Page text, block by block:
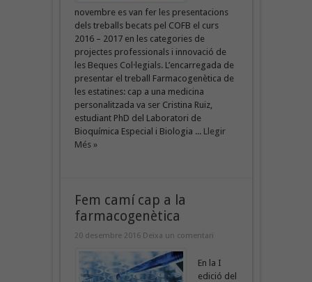
novembre es van fer les presentacions
dels treballs becats pel COFB el curs
2016 – 2017 en les categories de
projectes professionals i innovació de
les Beques Col·legials. L’encarregada de
presentar el treball Farmacogenètica de
les estatines: cap a una medicina
personalitzada va ser Cristina Ruiz,
estudiant PhD del Laboratori de
Bioquímica Especial i Biologia ... Llegir
Més »
Fem camí cap a la
farmacogenètica
20 desembre 2016 Deixa un comentari
En la I
edició del